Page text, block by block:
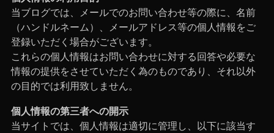
当ブログでは、メールでのお問い合わせ等の際に、名前
（ハンドルネーム）、メールアドレス等の個人情報をご
登録いただく場合がございます。
これらの個人情報はお問い合わせに対する回答や必要な
情報の提供をさせていただく為のものであり、それ以外
の目的では利用致しません。
個人情報の第三者への開示
当サイトでは、個人情報は適切に管理し、以下に該当す